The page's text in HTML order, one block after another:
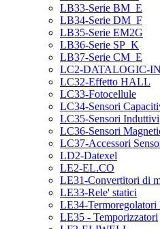
LB33-Serie BM_E
LB34-Serie DM_F
LB35-Serie EM2G
LB36-Serie SP_K
LB37-Serie CM_E
LC2-DATALOGIC-
LC32-Effetto HALL
LC33-Fotocellule
LC34-Sensori
LC35-Sensori Induttivi
LC36-Sensori
LC37-Accessori
LD2-Datexel
LE2-EL.CO
LE31-Convertitori di
LE33-Rele' statici
LE34-Termoregolatori
LE35 - Temporizzatori